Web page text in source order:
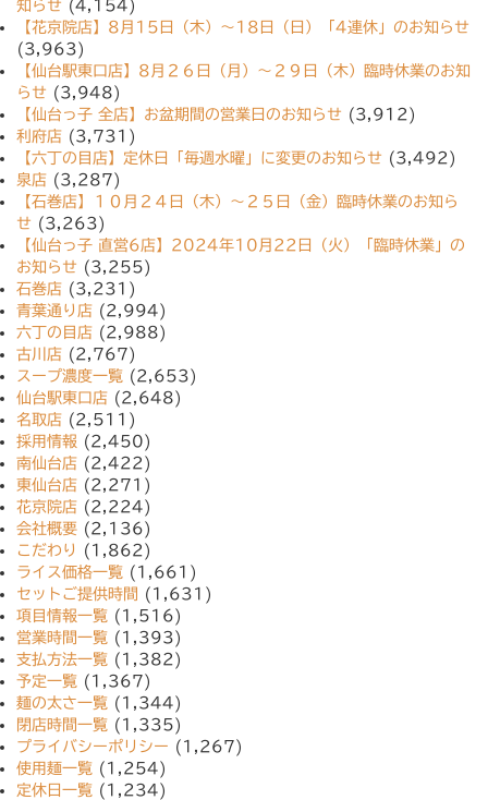
知らせ (4,154)
【花京院店】8月15日（木）〜18日（日）「4連休」のお知らせ
(3,963)
【仙台駅東口店】8月２６日（月）〜２９日（木）臨時休業のお知
らせ (3,948)
【仙台っ子 全店】お盆期間の営業日のお知らせ (3,912)
利府店 (3,731)
【六丁の目店】定休日「毎週水曜」に変更のお知らせ (3,492)
泉店 (3,287)
【石巻店】１０月２４日（木）〜２５日（金）臨時休業のお知ら
せ (3,263)
【仙台っ子 直営6店】2024年10月22日（火）「臨時休業」の
お知らせ (3,255)
石巻店 (3,231)
青葉通り店 (2,994)
六丁の目店 (2,988)
古川店 (2,767)
スープ濃度一覧 (2,653)
仙台駅東口店 (2,648)
名取店 (2,511)
採用情報 (2,450)
南仙台店 (2,422)
東仙台店 (2,271)
花京院店 (2,224)
会社概要 (2,136)
こだわり
(1,862)
ライス価格一覧 (1,661)
セットご提供時間
(1,631)
項目情報一覧 (1,516)
営業時間一覧 (1,393)
支払方法一覧 (1,382)
予定一覧 (1,367)
麺の太さ一覧 (1,344)
閉店時間一覧 (1,335)
プライバシーポリシー (1,267)
使用麺一覧 (1,254)
定休日一覧 (1,234)